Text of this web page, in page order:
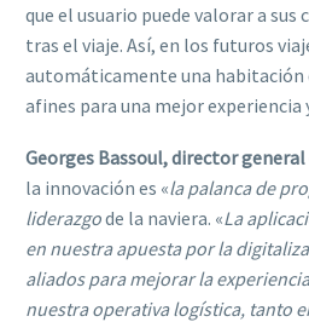
que el usuario puede valorar a
tras el viaje. Así, en los futuros
automáticamente una habitación
afines para una mejor
Georges Bassoul, director
la innovación es «la palanca de
liderazgo de la naviera. «La
en nuestra apuesta por la
aliados para mejorar la
nuestra operativa logística, tanto